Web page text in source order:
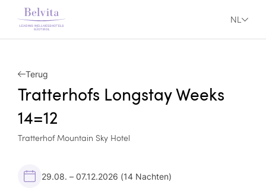
NL
Terug
Tratterhofs Longstay Weeks
14=12
Tratterhof Mountain Sky Hotel
29.08. – 07.12.2026 (14 Nachten)